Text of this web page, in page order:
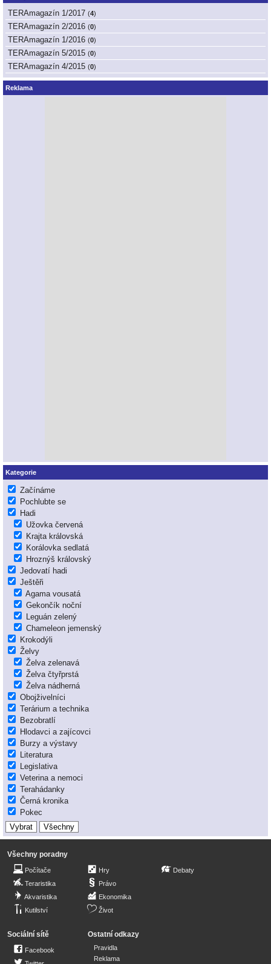
TERAmagazín 1/2017 (4)
TERAmagazín 2/2016 (0)
TERAmagazín 1/2016 (0)
TERAmagazín 5/2015 (0)
TERAmagazín 4/2015 (0)
Reklama
Kategorie
Začínáme
Pochlubte se
Hadi
Užovka červená
Krajta královská
Korálovka sedlatá
Hroznýš královský
Jedovatí hadi
Ještěři
Agama vousatá
Gekončík noční
Leguán zelený
Chameleon jemenský
Krokodýli
Želvy
Želva zelenavá
Želva čtyřprstá
Želva nádherná
Obojživelníci
Terárium a technika
Bezobratlí
Hlodavci a zajícovci
Burzy a výstavy
Literatura
Legislativa
Veterina a nemoci
Terahádanky
Černá kronika
Pokec
Všechny poradny
Počítače
Teraristika
Akvaristika
Kutilství
Hry
Právo
Ekonomika
Život
Debaty
Sociální sítě
Facebook
Ostatní odkazy
Pravidla
Reklama